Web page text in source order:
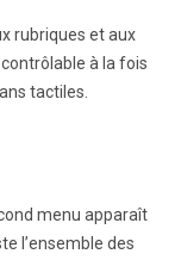
rubriques et aux
contrôlable à la fois
tactiles.
menu apparaît
l’ensemble des